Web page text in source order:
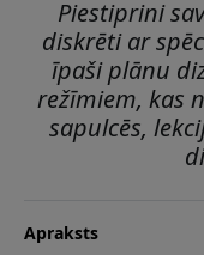
Piestiprini
diskrēti ar
īpaši plānu
režīmiem, kas
sapulcēs,
Apraksts